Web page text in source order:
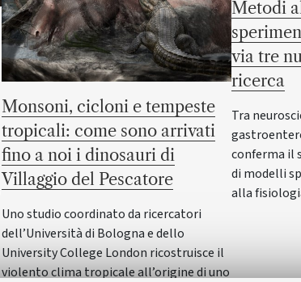
Monsoni, cicloni e tempeste
tropicali: come sono arrivati
fino a noi i dinosauri di
Villaggio del Pescatore
Uno studio coordinato da ricercatori
dell’Università di Bologna e dello
University College London ricostruisce il
violento clima tropicale all’origine di uno
Metodi
via tre
ricerca
Tra
conferma il
di modelli
alla